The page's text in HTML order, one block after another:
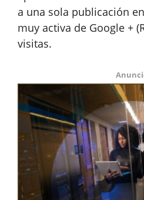
a una sola publicación
muy activa de Google +
visitas.